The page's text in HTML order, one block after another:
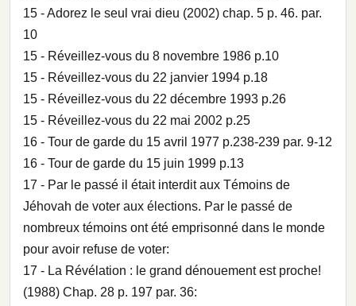
15 - Adorez le seul vrai dieu (2002) chap. 5 p. 46. par.
10
15 - Réveillez-vous du 8 novembre 1986 p.10
15 - Réveillez-vous du 22 janvier 1994 p.18
15 - Réveillez-vous du 22 décembre 1993 p.26
15 - Réveillez-vous du 22 mai 2002 p.25
16 - Tour de garde du 15 avril 1977 p.238-239 par. 9-12
16 - Tour de garde du 15 juin 1999 p.13
17 - Par le passé il était interdit aux Témoins de
Jéhovah de voter aux élections. Par le passé de
nombreux témoins ont été emprisonné dans le monde
pour avoir refuse de voter:
17 - La Révélation : le grand dénouement est proche!
(1988) Chap. 28 p. 197 par. 36: